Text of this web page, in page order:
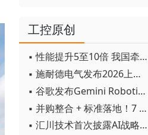
工控原创
▪ 性能提升5至10倍 我国牵头制定的WiTSnet工业以太网国际标准正式发布
▪ 施耐德电气发布2026上半年可持续发展成绩单 "Impact 2030"路线图开局稳健
▪ 谷歌发布Gemini Robotics 2模型 实现人形机器人全身智能控制突破
▪ 并购整合 + 标准落地！7 月工业自动化产业动态速递
▪ 汇川技术首次披露AI战略进展：从两个方面推动“AI业务化”落地